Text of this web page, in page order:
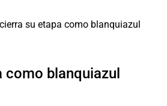
como blanquiazul